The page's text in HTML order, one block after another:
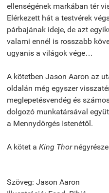
ellenségének markában tér
Elérkezett hát a testvérek
párbajának ideje, de azt
valami ennél is rosszabb
ugyanis a világok vége…
A kötetben Jason Aaron az
oldalán még egyszer
meglepetésvendég és
dolgozó munkatársával
a Mennydörgés Istenétől.
A kötet a King Thor
Szöveg: Jason Aaron